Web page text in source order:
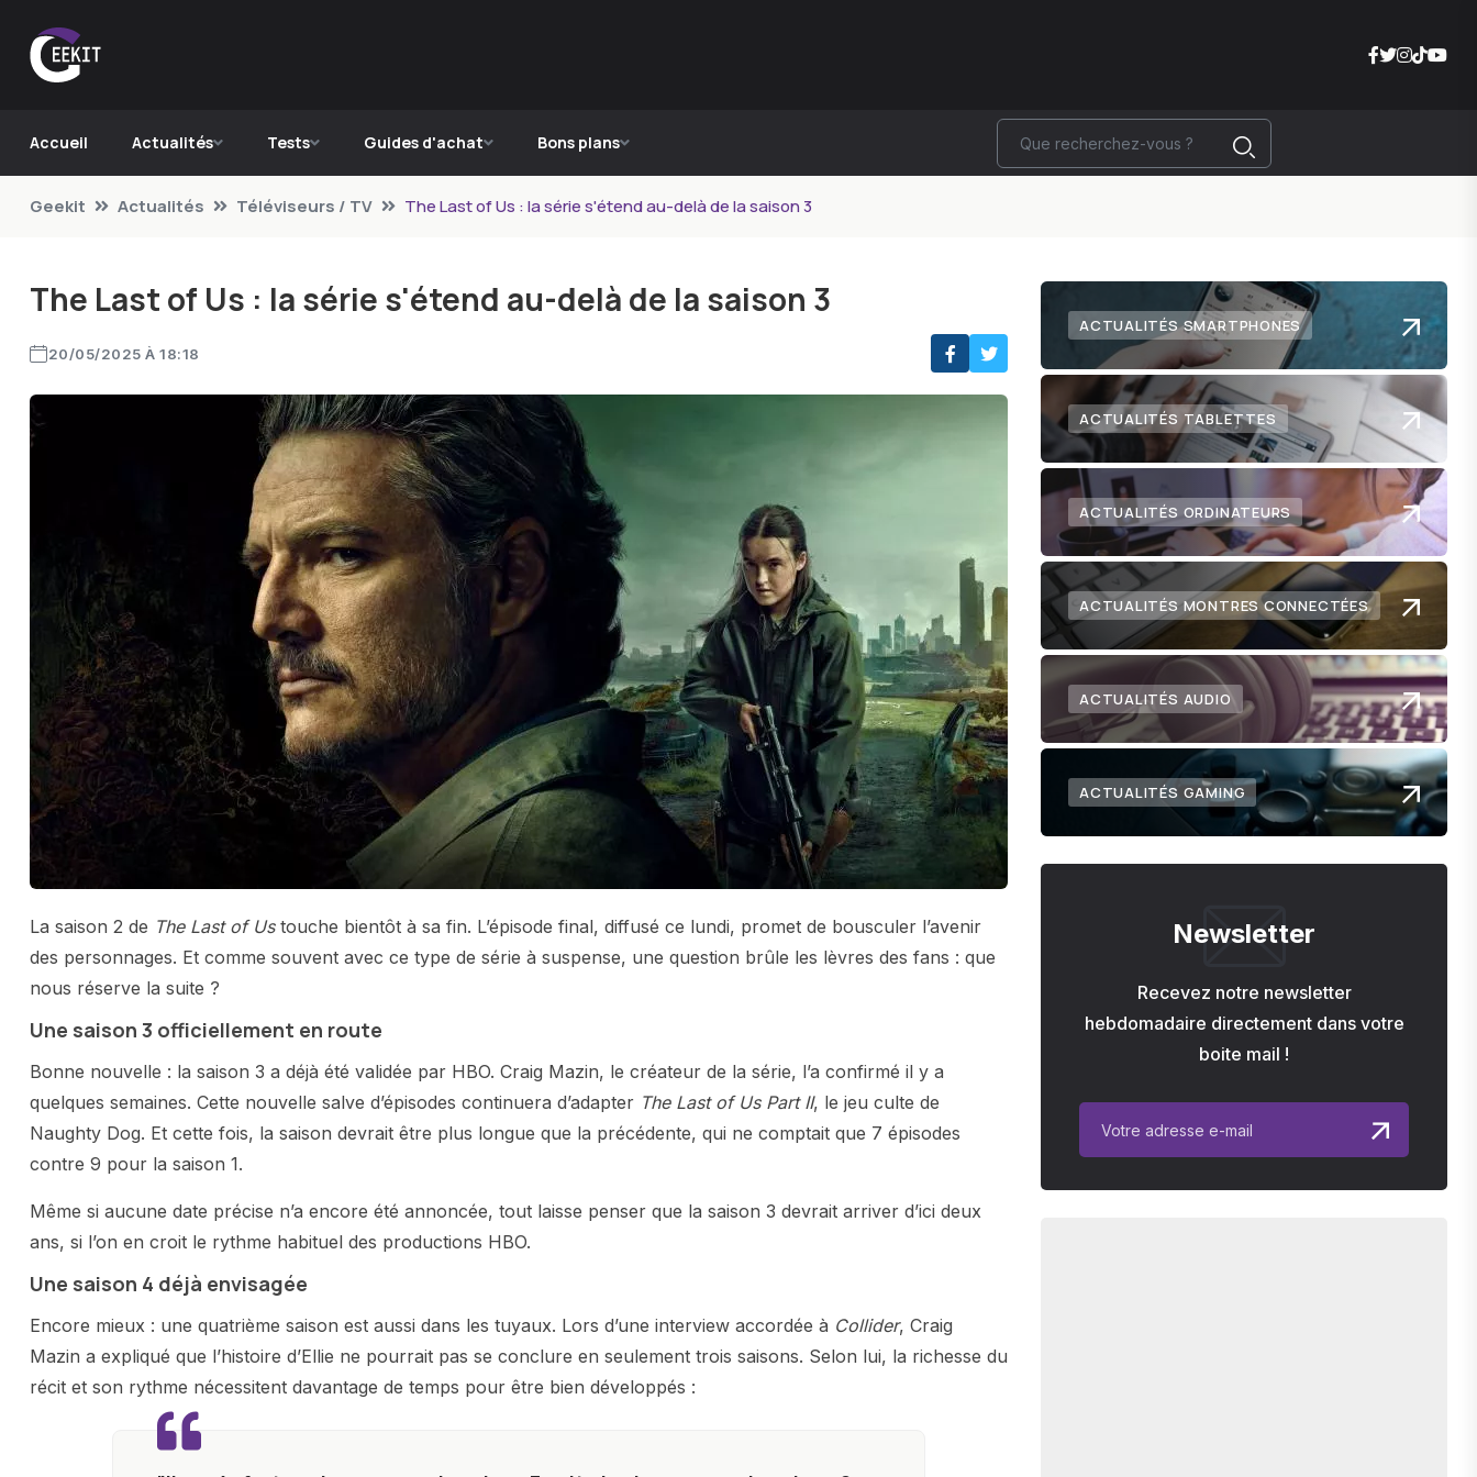
Accueil Actualités Tests Guides d'achat Bons plans
Geekit Actualités Téléviseurs / TV The Last of Us : la série s'étend au-delà de la saison 3
The Last of Us : la série s'étend au-delà de la saison 3
20/05/2025 À 18:18
La saison 2 de The Last of Ustouche bientôt à sa fin. L’épisode final, diffusé ce lundi, promet de bousculer l’avenir
des personnages. Et comme souvent avec ce type de série à suspense, une question brûle les lèvres des fans : que
nous réserve la suite ?
Une saison 3 officiellement en route
Bonne nouvelle : la saison 3 a déjà été validée par HBO. Craig Mazin, le créateur de la série, l’a confirmé il y a
quelques semaines. Cette nouvelle salve d’épisodes continuera d’adapter The Last of Us Part II, le jeu culte de
Naughty Dog. Et cette fois, la saison devrait être plus longue que la précédente, qui ne comptait que 7 épisodes
contre 9 pour la saison 1.
Même si aucune date précise n’a encore été annoncée, tout laisse penser que la saison 3 devrait arriver d’ici deux
ans, si l’on en croit le rythme habituel des productions HBO.
Une saison 4 déjà envisagée
Encore mieux : une quatrième saison est aussi dans les tuyaux. Lors d’une interview accordée à Collider, Craig
Mazin a expliqué que l’histoire d’Ellie ne pourrait pas se conclure en seulement trois saisons. Selon lui, la richesse du
récit et son rythme nécessitent davantage de temps pour être bien développés :
ACTUALITÉS SMARTPHONES
ACTUALITÉS TABLETTES
ACTUALITÉS ORDINATEURS
ACTUALITÉS MONTRES CONNECTÉES
ACTUALITÉS AUDIO
ACTUALITÉS GAMING
Newsletter
Recevez notre newsletter
hebdomadaire directement dans votre
boite mail !